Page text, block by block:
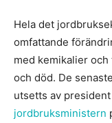
Hela det
omfattande
med kemikalier
och död. De
utsetts av president
jordbruksministern